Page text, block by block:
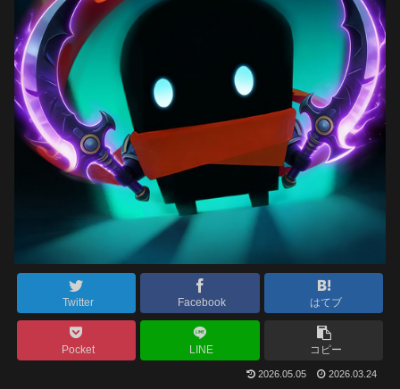
Twitter Facebook はてブ
Pocket LINE コピー
2026.05.05 2026.03.24